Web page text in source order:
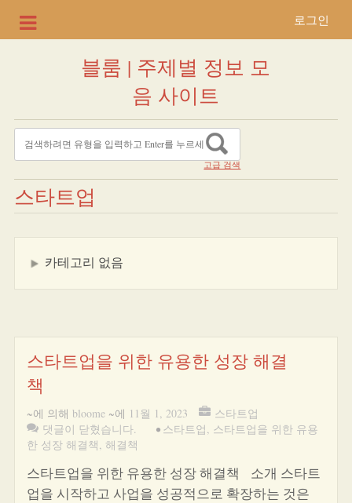
로그인
블룸 | 주제별 정보 모
음 사이트
고급 검색
스타트업
카테고리 없음
스타트업을 위한 유용한 성장 해결
책
~에 의해 bloome ~에 11월 1, 2023
스타트업
댓글이 닫혔습니다.
• 스타트업, 스타트업을 위한 유용
한 성장 해결책, 해결책
스타트업을 위한 유용한 성장 해결책 소개 스타트
업을 시작하고 사업을 성공적으로 확장하는 것은